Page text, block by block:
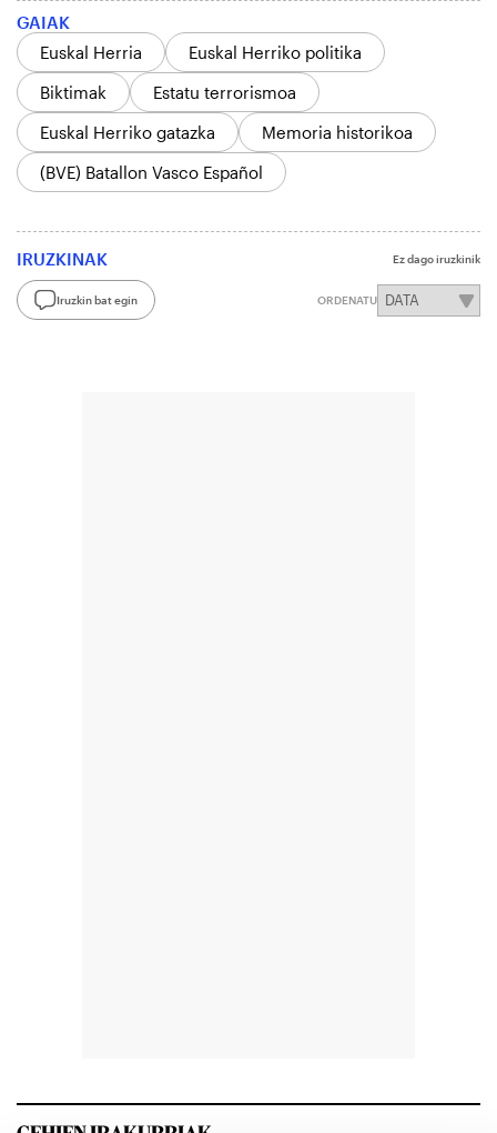
GAIAK
Euskal Herria
Euskal Herriko politika
Biktimak
Estatu terrorismoa
Euskal Herriko gatazka
Memoria historikoa
(BVE) Batallon Vasco Español
IRUZKINAK Ez dago iruzkinik
Iruzkin bat egin ORDENATU